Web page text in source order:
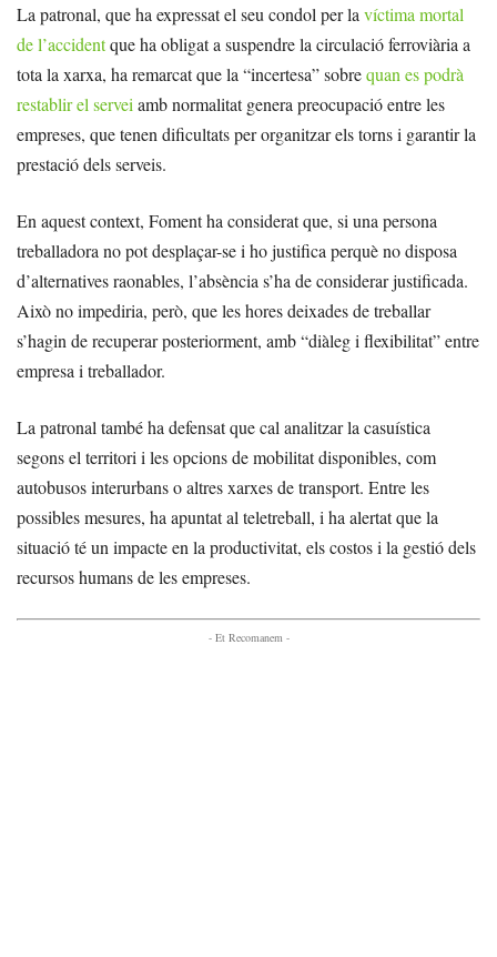
La patronal, que ha expressat el seu condol per la víctima mortal
de l’accidentque ha obligat a suspendre la circulació ferroviària a
tota la xarxa, ha remarcat que la “incertesa” sobrequan es podrà
restablir el servei amb normalitat genera preocupació entre les
empreses, que tenen dificultats per organitzar els torns i garantir la
prestació dels serveis.
En aquest context, Foment ha considerat que, si una persona
treballadora no pot desplaçar-se i ho justifica perquè no disposa
d’alternatives raonables, l’absència s’ha de considerar justificada.
Això no impediria, però, que les hores deixades de treballar
s’hagin de recuperar posteriorment, amb “diàleg i flexibilitat” entre
empresa i treballador.
La patronal també ha defensat que cal analitzar la casuística
segons el territori i les opcions de mobilitat disponibles, com
autobusos interurbans o altres xarxes de transport. Entre les
possibles mesures, ha apuntat al teletreball, i ha alertat que la
situació té un impacte en la productivitat, els costos i la gestió dels
recursos humans de les empreses.
- Et Recomanem -